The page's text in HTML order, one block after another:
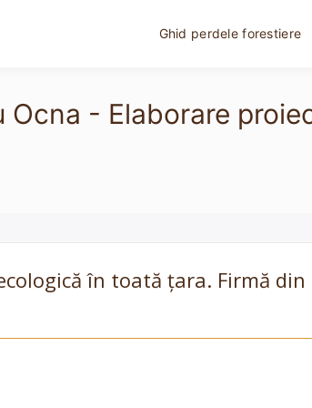
Ghid perdele forestiere
- Elaborare
în toată țara. Firmă din